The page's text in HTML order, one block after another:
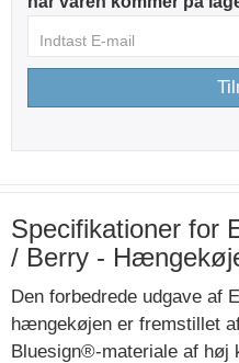
Specifikationer for
/ Berry -
Den forbedrede udgave af
hængekøjen er fremstillet
Bluesign®-materiale af